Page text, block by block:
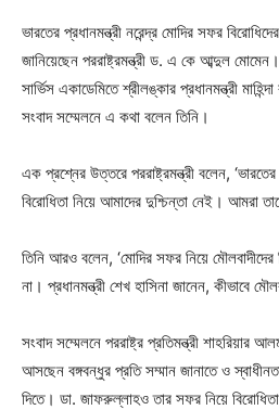
ভারতের প্রধানমন্ত্রী নরেন্দ্র মোদির সফর
জানিয়েছেন পররাষ্ট্রমন্ত্রী ড. এ কে আব্দুল
সার্ভিস একাডেমিতে শ্রীলঙ্কার প্রধানমন্ত্রী
সংবাদ সম্মেলনে এ কথা বলেন তিনি।
এক প্রশ্নের উত্তরে পররাষ্ট্রমন্ত্রী বলেন, ‘ভারতের
বিরোধিতা নিয়ে আমাদের দুশ্চিন্তা নেই। আমরা
তিনি আরও বলেন, ‘মোদির সফর নিয়ে মৌলবাদীদের
না। প্রধানমন্ত্রী শেখ হাসিনা জানেন, কীভাবে
সংবাদ সম্মেলনে পররাষ্ট্র প্রতিমন্ত্রী শাহরিয়ার
আসছেন বঙ্গবন্ধুর প্রতি সম্মান জানাতে ও
দিতে। ডা. জাফরুল্লাহও তার সফর নিয়ে